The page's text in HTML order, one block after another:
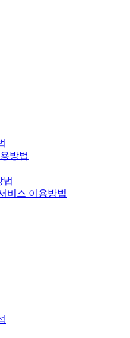
방법
법
비스 이용방법